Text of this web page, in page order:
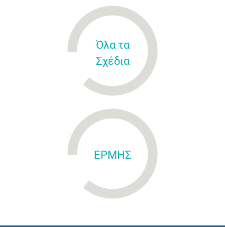
Όλα τα
Σχέδια
ΕΡΜΗΣ